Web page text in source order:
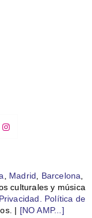
Madrid Barcelona
culturales y música
Política de
| [NO AMP...]